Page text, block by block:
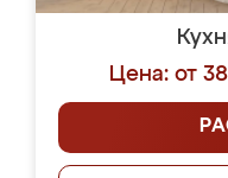
Цена: от